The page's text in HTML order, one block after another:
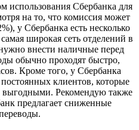
использования Сбербанка для
на то, что комиссия может
у Сбербанка есть несколько
широкая сеть отделений в
внести наличные перед
обычно проходят быстро,
Кроме того, у Сбербанка
клиентов, которые
выгодными. Рекомендую также
предлагает сниженные